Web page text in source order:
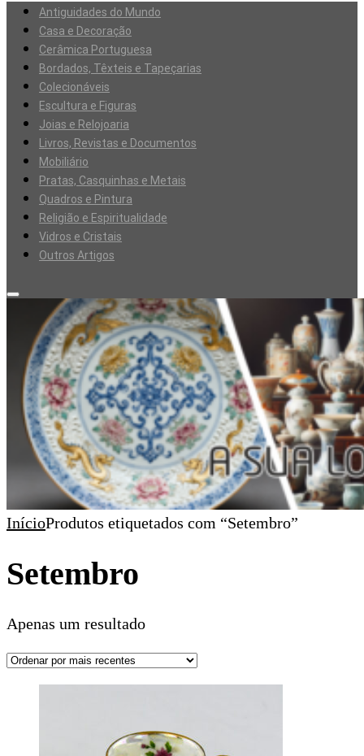
Antiguidades do Mundo
Casa e Decoração
Cerâmica Portuguesa
Bordados, Têxteis e Tapeçarias
Colecionáveis
Escultura e Figuras
Joias e Relojoaria
Livros, Revistas e Documentos
Mobiliário
Pratas, Casquinhas e Metais
Quadros e Pintura
Religião e Espiritualidade
Vidros e Cristais
Outros Artigos
InícioProdutos etiquetados com “Setembro”
Setembro
Apenas um resultado